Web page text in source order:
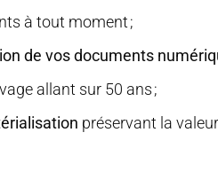
à tout moment ;
de vos documents
allant sur 50 ans ;
préservant la